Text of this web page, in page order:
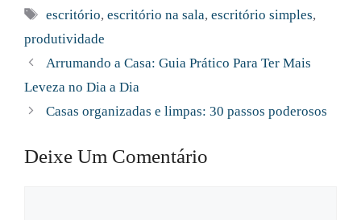
Tags
escritório,escritório na sala,escritório simples,
produtividade
Arrumando a Casa: Guia Prático Para Ter Mais
Leveza no Dia a Dia
Casas organizadas e limpas: 30 passos poderosos
Deixe Um Comentário